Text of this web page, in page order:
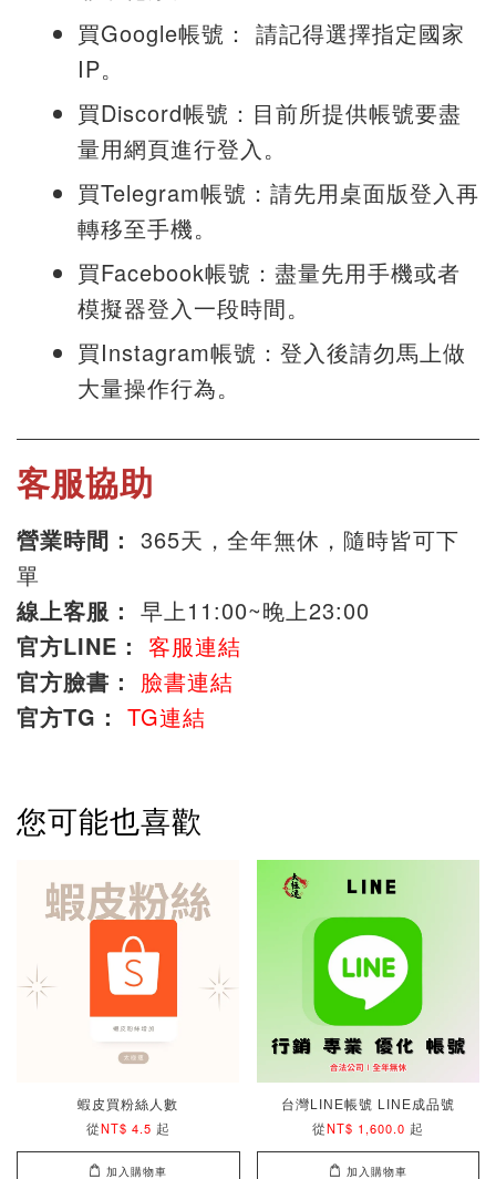
買Google帳號： 請記得選擇指定國家
IP。
買Discord帳號：目前所提供帳號要盡
量用網頁進行登入。
買Telegram帳號：請先用桌面版登入再
轉移至手機。
買Facebook帳號：盡量先用手機或者
模擬器登入一段時間。
買Instagram帳號：登入後請勿馬上做
大量操作行為。
客服協助
營業時間： 365天，全年無休，隨時皆可下
單
線上客服： 早上11:00~晚上23:00
官方LINE： 客服連結
官方臉書： 臉書連結
官方TG： TG連結
您可能也喜歡
蝦皮買粉絲人數
從NT$ 4.5 起
加入購物車
台灣LINE帳號 LINE成品號
從NT$ 1,600.0 起
加入購物車